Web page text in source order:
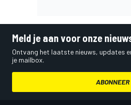
Meld je aan voor onze
Ontvang het laatste nieuws, updates
je mailbox.
ABONNEER